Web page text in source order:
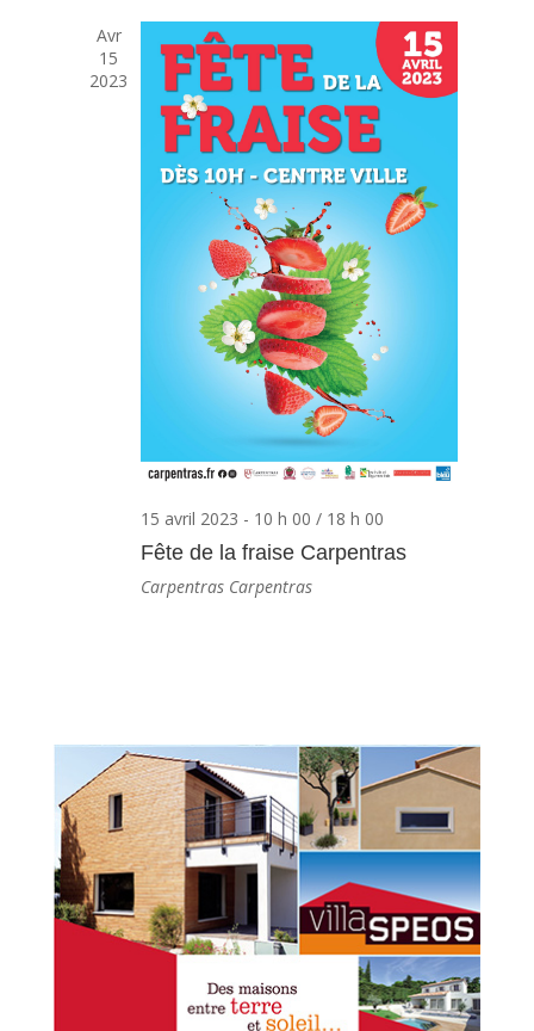
Avr
15
2023
15 avril 2023 - 10 h 00 / 18 h 00
Fête de la fraise Carpentras
Carpentras Carpentras